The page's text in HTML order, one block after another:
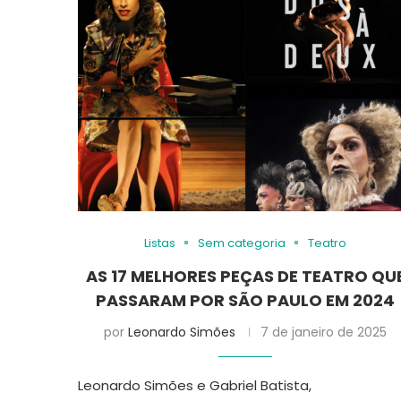
Listas Sem categoria Teatro
AS 17 MELHORES PEÇAS DE TEATRO
PASSARAM POR SÃO PAULO EM 2024
porLeonardo Simões 7 de janeiro de 2025
Leonardo Simões e Gabriel Batista,